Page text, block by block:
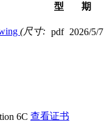
型
期
(尺寸: pdf 2026/5/7
6C 查看证书